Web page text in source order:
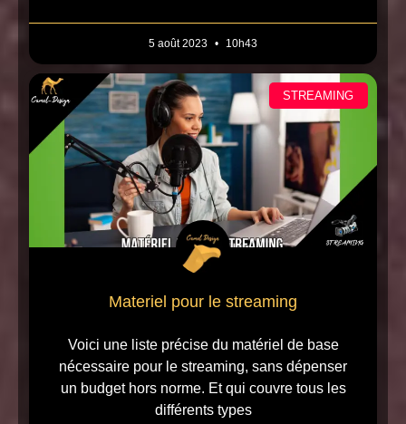
5 août 2023 10h43
STREAMING
Materiel pour le streaming
Voici une liste précise du matériel de base
nécessaire pour le streaming, sans dépenser
un budget hors norme. Et qui couvre tous les
différents types